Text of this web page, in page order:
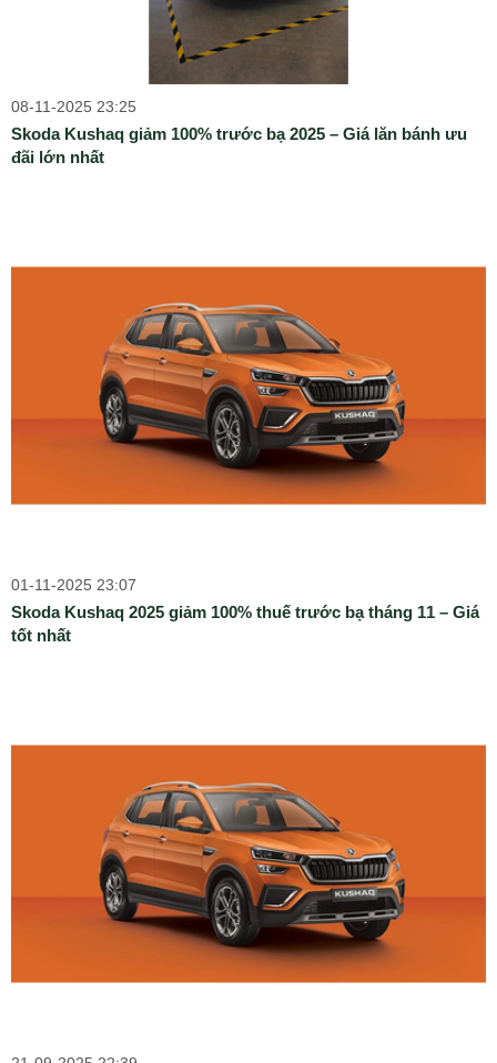
08-11-2025 23:25
Skoda Kushaq giảm 100% trước bạ 2025 – Giá lăn bánh ưu
đãi lớn nhất
01-11-2025 23:07
Skoda Kushaq 2025 giảm 100% thuế trước bạ tháng 11 – Giá
tốt nhất